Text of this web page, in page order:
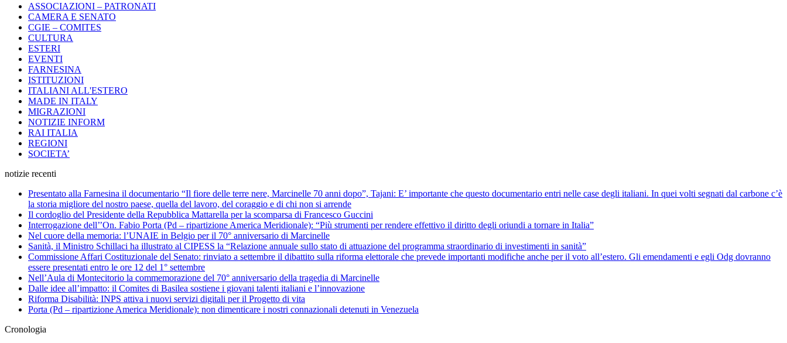
ASSOCIAZIONI – PATRONATI
CAMERA E SENATO
CGIE – COMITES
CULTURA
ESTERI
EVENTI
FARNESINA
ISTITUZIONI
ITALIANI ALL'ESTERO
MADE IN ITALY
MIGRAZIONI
NOTIZIE INFORM
RAI ITALIA
REGIONI
SOCIETA’
notizie recenti
Presentato alla Farnesina il documentario “Il fiore delle terre nere, Marcinelle 70 anni dopo”, Tajani: E’ importante che questo documentario entri nelle case degli italiani. In quei volti segnati dal carbone c’è
la storia migliore del nostro paese, quella del lavoro, del coraggio e di chi non si arrende
Il cordoglio del Presidente della Repubblica Mattarella per la scomparsa di Francesco Guccini
Interrogazione dell’’On. Fabio Porta (Pd – ripartizione America Meridionale): “Più strumenti per rendere effettivo il diritto degli oriundi a tornare in Italia”
Nel cuore della memoria: l’UNAIE in Belgio per il 70° anniversario di Marcinelle
Sanità, il Ministro Schillaci ha illustrato al CIPESS la “Relazione annuale sullo stato di attuazione del programma straordinario di investimenti in sanità”
Commissione Affari Costituzionale del Senato: rinviato a settembre il dibattito sulla riforma elettorale che prevede importanti modifiche anche per il voto all’estero. Gli emendamenti e egli Odg dovranno
essere presentati entro le ore 12 del 1° settembre
Nell’Aula di Montecitorio la commemorazione del 70° anniversario della tragedia di Marcinelle
Dalle idee all’impatto: il Comites di Basilea sostiene i giovani talenti italiani e l’innovazione
Riforma Disabilità: INPS attiva i nuovi servizi digitali per il Progetto di vita
Porta (Pd – ripartizione America Meridionale): non dimenticare i nostri connazionali detenuti in Venezuela
Cronologia